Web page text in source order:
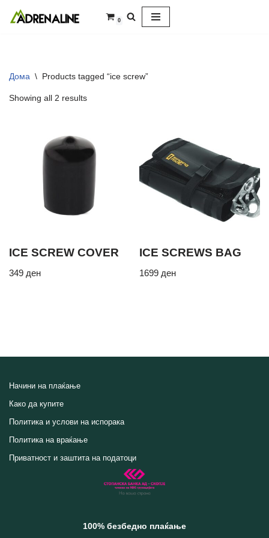
0
Дома \ Products tagged “ice screw”
Showing all 2 results
ICE SCREW COVER
349 ден
ICE SCREWS BAG
1699 ден
Начини на плаќање
Како да купите
Политика и услови на испорака
Политика на враќање
Приватност и заштита на податоци
100% безбедно плаќање